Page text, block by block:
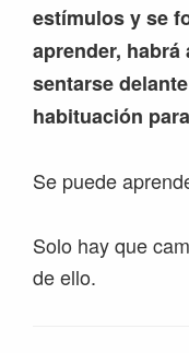
estímulos y se
aprender, habrá
sentarse
habituación
Se puede
Solo hay que
de ello.